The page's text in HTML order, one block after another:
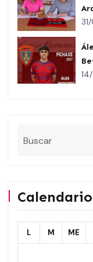
Calendario
L M ME